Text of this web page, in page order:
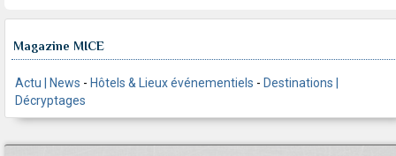
Magazine MICE
Actu | News - Hôtels & Lieux événementiels - Destinations |
Décryptages